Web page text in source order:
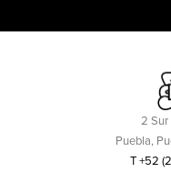
2 Sur
Puebla,
T +52